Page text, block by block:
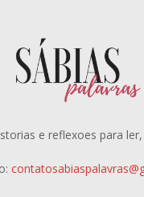
e reflexoes para